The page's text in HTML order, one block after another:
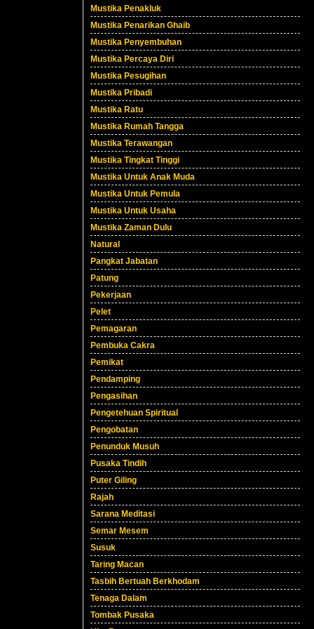
Mustika Penakluk
Mustika Penarikan Ghaib
Mustika Penyembuhan
Mustika Percaya Diri
Mustika Pesugihan
Mustika Pribadi
Mustika Ratu
Mustika Rumah Tangga
Mustika Terawangan
Mustika Tingkat Tinggi
Mustika Untuk Anak Muda
Mustika Untuk Pemula
Mustika Untuk Usaha
Mustika Zaman Dulu
Natural
Pangkat Jabatan
Patung
Pekerjaan
Pelet
Pemagaran
Pembuka Cakra
Pemikat
Pendamping
Pengasihan
Pengetehuan Spiritual
Pengobatan
Penunduk Musuh
Pusaka Tindih
Puter Giling
Rajah
Sarana Meditasi
Semar Mesem
Susuk
Taring Macan
Tasbih Bertuah Berkhodam
Tenaga Dalam
Tombak Pusaka